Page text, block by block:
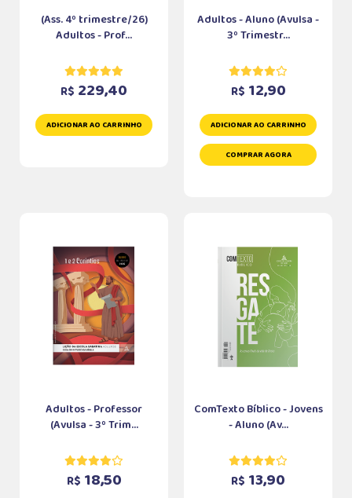
(Ass. 4º trimestre/26)
Adultos - Prof...
R$ 229,40
ADICIONAR AO CARRINHO
Adultos - Aluno (Avulsa -
3º Trimestr...
R$ 12,90
ADICIONAR AO CARRINHO
COMPRAR AGORA
Adultos - Professor
(Avulsa - 3º Trim...
R$ 18,50
ComTexto Bíblico - Jovens
- Aluno (Av...
R$ 13,90